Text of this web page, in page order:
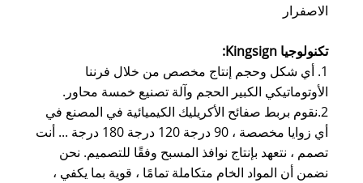
الاصفرار
تكنولوجيا Kingsign
:
1. أي شكل وحجم إنتاج مخصص من خلال فرننا
الأوتوماتيكي الكبير الحجم وآلة تصنيع خمسة محاور.
2.نقوم بربط صفائح الأكريليك الكيميائية في المصنع في
أي زوايا مخصصة ، 90 درجة 120 درجة 180 درجة ... أنت
تصمم ، نتعهد بإنتاج نوافذ المسبح وفقًا للتصميم. نحن
نضمن أن المواد الخام متكاملة تمامًا ، قوية بما يكفي ،